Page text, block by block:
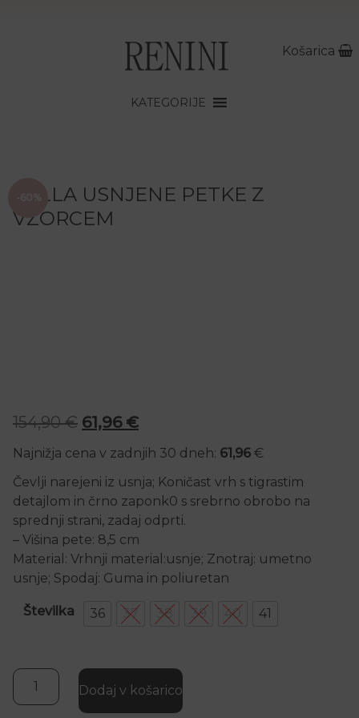
Košarica
KATEGORIJE
ZALLA USNJENE PETKE Z
VZORCEM
154,90€ Izvirna cena je bila: 154,90 €.
61,96 €Trenutna cena je: 61,96 €.
Najnižja cena v zadnjih 30 dneh: 61,96 €
Čevlji narejeni iz usnja; Koničast vrh s tigrastim
detajlom in črno zaponk0 s srebrno obrobo na
sprednji strani, zadaj odprti.
– Višina pete: 8,5 cm
Material: Vrhnji material:usnje; Znotraj: umetno
usnje; Spodaj: Guma in poliuretan
Številka 36 37 38 39 40 41
Zalla Usnjene petke z vzorcem količina
Dodaj v košarico